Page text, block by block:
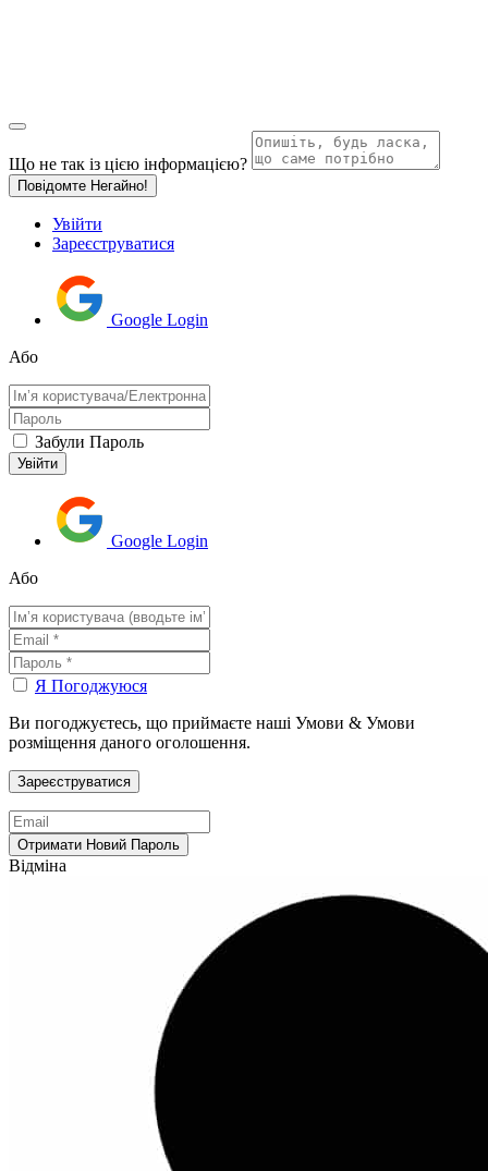
Що не так із цією інформацією?
Повідомте Негайно!
Увійти
Зареєструватися
Google Login
Або
Забули Пароль
Google Login
Або
Я Погоджуюся
Ви погоджуєтесь, що приймаєте наші Умови & Умови
розміщення даного оголошення.
Відміна